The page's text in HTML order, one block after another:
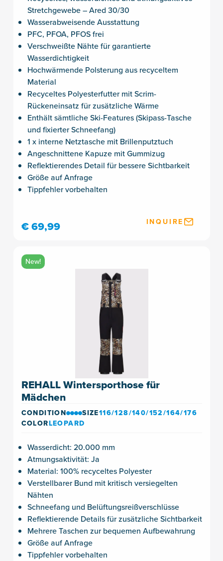
Stretchgewebe – Ared 30/30
Wasserabweisende Ausstattung
PFC, PFOA, PFOS frei
Verschweißte Nähte für garantierte
Wasserdichtigkeit
Hochwärmende Polsterung aus recyceltem
Material
Recyceltes Polyesterfutter mit Scrim-
Rückeneinsatz für zusätzliche Wärme
Enthält sämtliche Ski-Features (Skipass-Tasche
und fixierter Schneefang)
1 x interne Netztasche mit Brillenputztuch
Angeschnittene Kapuze mit Gummizug
Reflektierendes Detail für bessere Sichtbarkeit
Größe auf Anfrage
Tippfehler vorbehalten
€ 69,99 INQUIRE
New!
REHALL Wintersporthose für
Mädchen
CONDITION SIZE116/128/140/152/164/176
COLORLEOPARD
Wasserdicht: 20.000 mm
Atmungsaktivität: Ja
Material: 100% recyceltes Polyester
Verstellbarer Bund mit kritisch versiegelten
Nähten
Schneefang und Belüftungsreißverschlüsse
Reflektierende Details für zusätzliche Sichtbarkeit
Mehrere Taschen zur bequemen Aufbewahrung
Größe auf Anfrage
Tippfehler vorbehalten